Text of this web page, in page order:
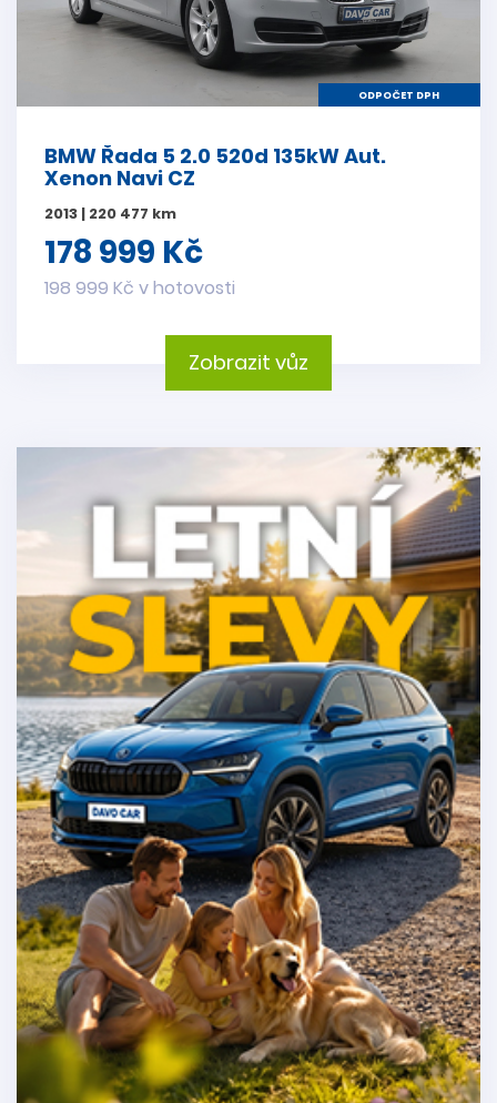
ODPOČET DPH
BMW Řada 5 2.0 520d 135kW Aut.
Xenon Navi CZ
2013 | 220 477 km
178 999 Kč
198 999 Kč v hotovosti
Zobrazit vůz